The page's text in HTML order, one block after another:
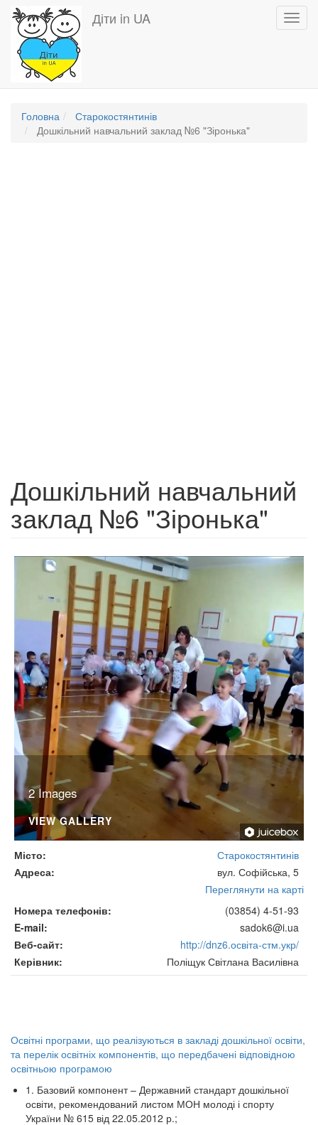
Перейти
основного
вмісту
Діти in UA
Головна
Старокостянтинів
Дошкільний навчальний заклад №6 "Зіронька"
Дошкільний навчальний
заклад №6 "Зіронька"
2 Images
VIEW GALLERY
Місто
Старокостянтинів
Адреса
вул. Софійська, 5
Переглянути на карті
Номера телефонів
(03854) 4-51-93
E-mail
sadok6@i.ua
Веб-сайт
http://dnz6.освіта-стм.укр/
Керівник
Поліщук Світлана Василівна
Освітні програми, що реалізуються в закладі дошкільної освіти,
та перелік освітніх компонентів, що передбачені відповідною
освітньою програмою
1. Базовий компонент – Державний стандарт дошкільної
освіти, рекомендований листом МОН молоді і спорту
України № 615 від 22.05.2012 р.;